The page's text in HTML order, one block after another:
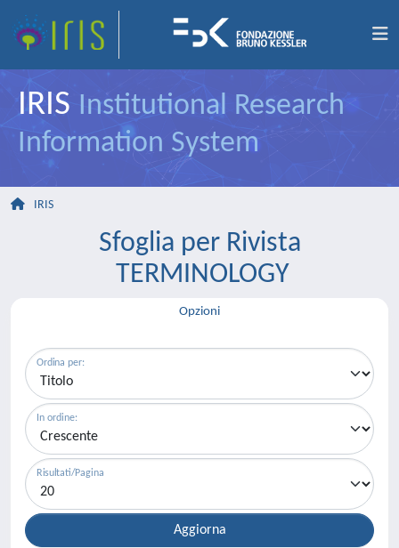
IRIS Institutional Research
Information System
IRIS
Sfoglia per Rivista
TERMINOLOGY
Opzioni
Ordina per:
In ordine:
Risultati/Pagina